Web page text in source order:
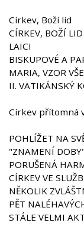
Církev, Boží lid
CÍRKEV, BOŽÍ LID
LAICI
BISKUPOVÉ A
MARIA, VZOR
II. VATIKÁNSKÝ
Církev přítomná
POHLÍŽET NA
"ZNAMENÍ DOBY"
PORUŠENÁ
CÍRKEV VE
NĚKOLIK
PĚT
STÁLE VELMI